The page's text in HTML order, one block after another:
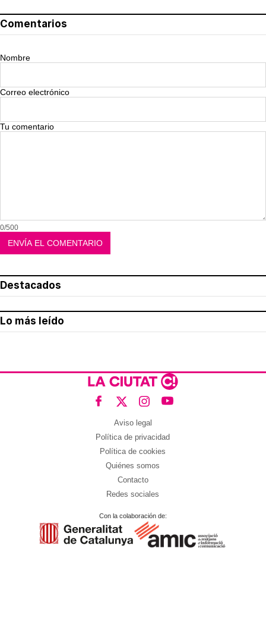
Comentarios
Nombre
Correo electrónico
Tu comentario
0/500
Destacados
Lo más leído
Aviso legal
Política de privacidad
Política de cookies
Quiénes somos
Contacto
Redes sociales
Con la colaboración de: